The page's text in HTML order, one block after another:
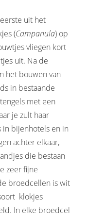
uit het
(Campanula) op
vliegen kort
uit. Na de
het bouwen van
in bestaande
met een
je zult haar
in bijenhotels en in
achter elkaar,
die bestaan
zeer fijne
broedcellen is wit
klokjes
In elke broedcel